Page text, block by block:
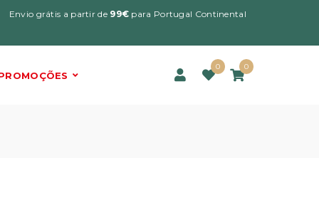
Envio grátis a partir de 99€ para Portugal Continental
0 0